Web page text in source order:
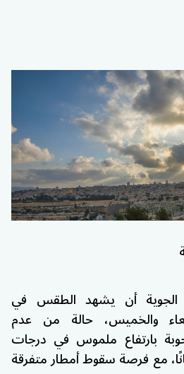
الجوية أن يشهد الطقس في
والخميس، حالة من عدم
بارتفاع ملموس في درجات
مع فرصة سقوط أمطار متفرقة